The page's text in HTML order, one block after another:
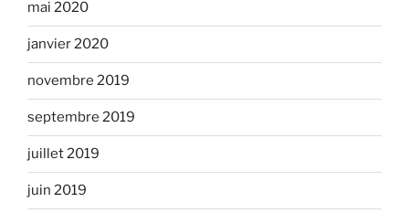
mai 2020
janvier 2020
novembre 2019
septembre 2019
juillet 2019
juin 2019